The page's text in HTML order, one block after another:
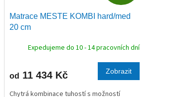
R
M
A
Matrace MESTE KOMBI hard/med
20 cm
Expedujeme do 10 - 14 pracovních dní
od 11 434 Kč Zobrazit
Chytrá kombinace tuhostí s možností